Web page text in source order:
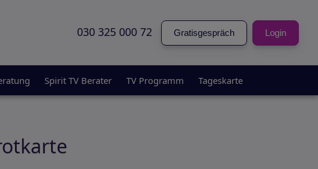
030 325 000 72 Gratisgespräch Login
Spirit TV Berater TV Programm Tageskarte